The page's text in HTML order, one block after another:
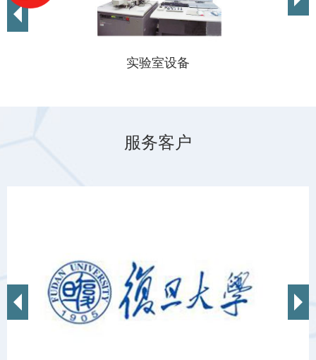
实验室设备
服务客户